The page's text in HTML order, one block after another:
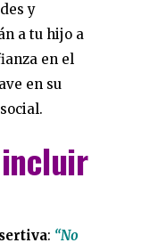
y
a tu hijo a
en el
en su
: “No